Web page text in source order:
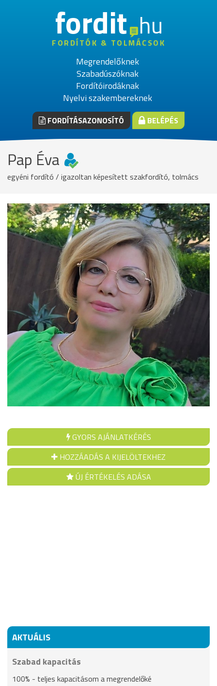
fordithu
FORDÍTÓK & TOLMÁCSOK
Megrendelőknek
Szabadúszóknak
Fordítóirodáknak
Nyelvi szakembereknek
FORDÍTÁSAZONOSÍTÓ BELÉPÉS
Pap Éva
egyéni fordító / igazoltan képesített szakfordító, tolmács
GYORS AJÁNLATKÉRÉS
HOZZÁADÁS A KIJELÖLTEKHEZ
ÚJ ÉRTÉKELÉS ADÁSA
AKTUÁLIS
Szabad kapacitás
100% - teljes kapacitásom a megrendelőké